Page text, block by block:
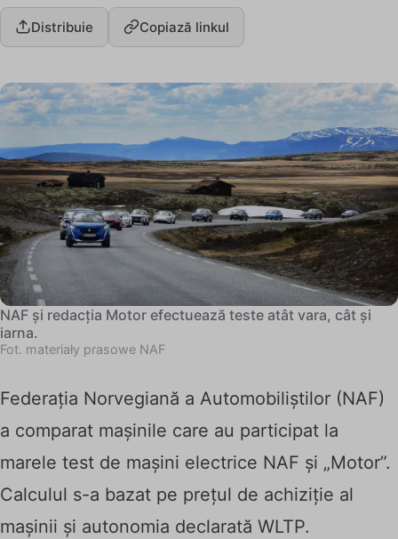
Distribuie Copiază linkul
NAF și redacția Motor efectuează teste atât vara, cât și
iarna.
Fot. materiały prasowe NAF
Federația Norvegiană a Automobiliștilor (NAF)
a comparat mașinile care au participat la
marele test de mașini electrice NAF și „Motor”.
Calculul s-a bazat pe prețul de achiziție al
mașinii și autonomia declarată WLTP.